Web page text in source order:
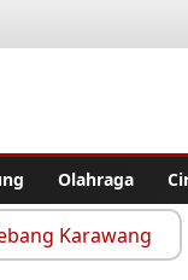
Olahraga
Karawang